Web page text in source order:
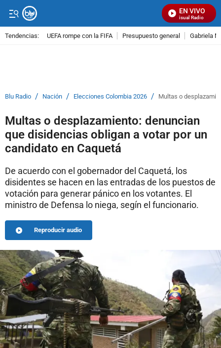
EN VIVO
Señal Visual Radio
Tendencias: UEFA rompe con la FIFA Presupuesto general Gabriela
Blu Radio / Nación / Elecciones Colombia 2026 / Multas o
Multas o desplazamiento: denuncian
que disidencias obligan a votar por un
candidato en Caquetá
De acuerdo con el gobernador del Caquetá, los
disidentes se hacen en las entradas de los puestos de
votación para generar pánico en los votantes. El
ministro de Defensa lo niega, segín el funcionario.
Reproducir audio